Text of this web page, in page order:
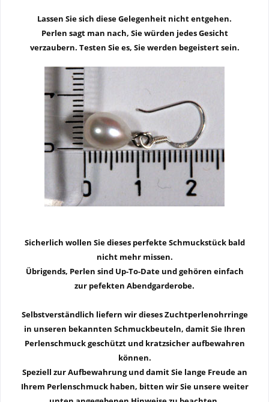
Lassen Sie sich diese Gelegenheit nicht entgehen.
Perlen sagt man nach, Sie würden jedes Gesicht
verzaubern. Testen Sie es, Sie werden begeistert sein.
Sicherlich wollen Sie dieses perfekte Schmuckstück bald
nicht mehr missen.
Übrigends, Perlen sind Up-To-Date und gehören einfach
zur pefekten Abendgarderobe.
Selbstverständlich liefern wir dieses Zuchtperlenohrringe
in unseren bekannten Schmuckbeuteln, damit Sie Ihren
Perlenschmuck geschützt und kratzsicher aufbewahren
können.
Speziell zur Aufbewahrung und damit Sie lange Freude an
Ihrem Perlenschmuck haben, bitten wir Sie unsere weiter